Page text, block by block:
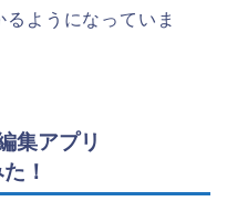
ようになっていま
集アプリ
！